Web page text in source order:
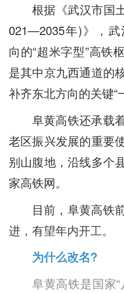
根据《武汉市国
021—2035年)》，
向的“超米字型”高铁
是其中京九西通道的
补齐东北方向的关键“
阜黄高铁还承载
老区振兴发展的重要
别山腹地，沿线多个
家高铁网。
目前，阜黄高铁
进，有望年内开工。
为什么改名?
阜黄高铁是国家